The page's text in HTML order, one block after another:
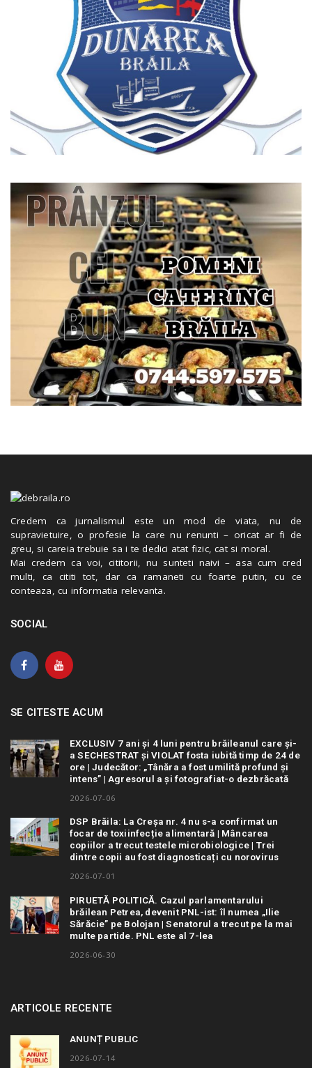
Credem ca jurnalismul este un mod de viata, nu de
supravietuire, o profesie la care nu renunti – oricat ar fi de
greu, si careia trebuie sa i te dedici atat fizic, cat si moral.
Mai credem ca voi, cititorii, nu sunteti naivi – asa cum cred
multi, ca cititi tot, dar ca ramaneti cu foarte putin, cu ce
conteaza, cu informatia relevanta.
SOCIAL
SE CITESTE ACUM
EXCLUSIV 7 ani și 4 luni pentru brăileanul care și-
a SECHESTRAT și VIOLAT fosta iubită timp de 24 de
ore | Judecător: „Tânăra a fost umilită profund și
intens” | Agresorul a și fotografiat-o dezbrăcată
2026-07-06
DSP Brăila: La Creșa nr. 4 nu s-a confirmat un
focar de toxiinfecție alimentară | Mâncarea
copiilor a trecut testele microbiologice | Trei
dintre copii au fost diagnosticați cu norovirus
2026-07-01
PIRUETĂ POLITICĂ. Cazul parlamentarului
brăilean Petrea, devenit PNL-ist: îl numea „Ilie
Sărăcie” pe Bolojan | Senatorul a trecut pe la mai
multe partide. PNL este al 7-lea
2026-06-30
ARTICOLE RECENTE
ANUNȚ PUBLIC
2026-07-14